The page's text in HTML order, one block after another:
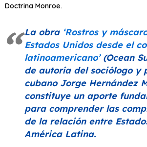
Doctrina Monroe.
La obra ‘Rostros y
Estados Unidos desde el
latinoamericano’(Ocean
de autoría del sociólogo y
cubano Jorge Hernández
constituye un aporte
para comprender las
de la relación entre
América Latina.